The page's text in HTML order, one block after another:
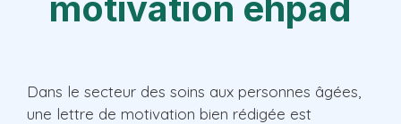
Dans le secteur des soins aux personnes âgées,
une lettre de motivation bien rédigée est